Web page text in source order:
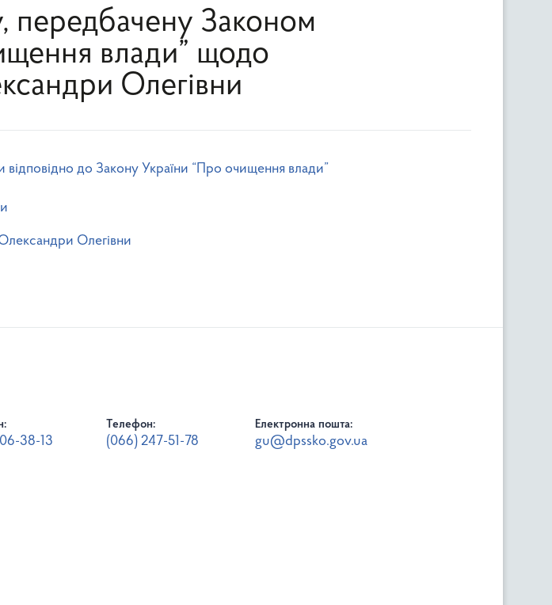
передбачену Законом
влади” щодо
Олегівни
до Закону України “Про очищення влади”
Олегівни
38-13
Телефон:
(066) 247-51-78
Електронна пошта:
gu@dpssko.gov.ua